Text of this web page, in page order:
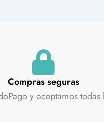
Compras seguras
y aceptamos todas